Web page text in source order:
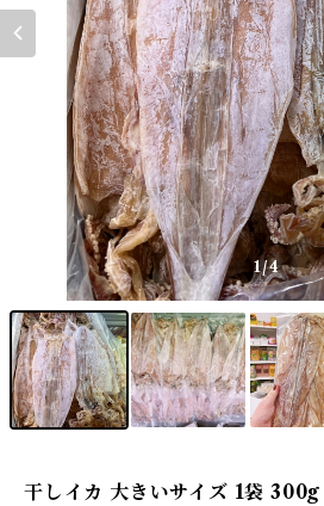
1/4
干しイカ 大きいサイズ 1袋